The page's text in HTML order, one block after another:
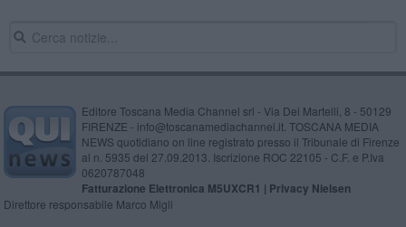
Editore Toscana Media Channel srl - Via Dei Martelli, 8 - 50129
FIRENZE - info@toscanamediachannel.it. TOSCANA MEDIA
NEWS quotidiano on line registrato presso il Tribunale di Firenze
al n. 5935 del 27.09.2013. Iscrizione ROC 22105 - C.F. e P.Iva
0620787048
Fatturazione Elettronica M5UXCR1 | Privacy Nielsen
Direttore responsabile Marco Migli